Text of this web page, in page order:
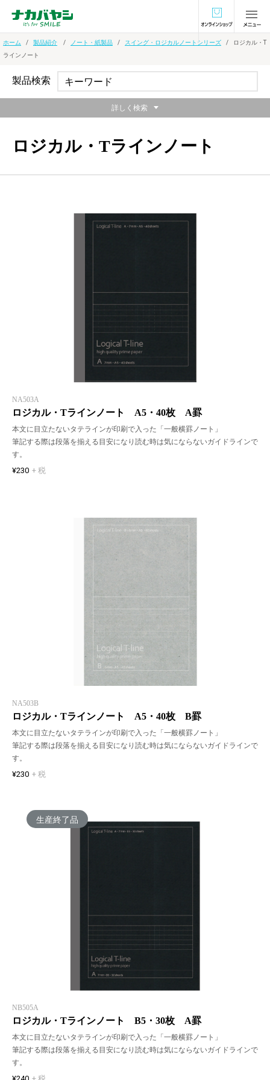
オンラインショ
ホーム 製品紹介 ノート・紙製品 スイング・ロジカルノートシリーズ
ロジカル・T
ラインノート
ロジカル・Tラインノート
NA503A
ロジカル・Tラインノート A5・40枚 A罫
本文に目立たないタテラインが印刷で入った「一般横罫ノート」
筆記する際は段落を揃える目安になり読む時は気にならないガイドラインで
す。
¥230 + 税
NA503B
ロジカル・Tラインノート A5・40枚 B罫
本文に目立たないタテラインが印刷で入った「一般横罫ノート」
筆記する際は段落を揃える目安になり読む時は気にならないガイドラインで
す。
¥230 + 税
生産終了品
NB505A
ロジカル・Tラインノート B5・30枚 A罫
本文に目立たないタテラインが印刷で入った「一般横罫ノート」
筆記する際は段落を揃える目安になり読む時は気にならないガイドラインで
す。
製品検索
詳しく検索